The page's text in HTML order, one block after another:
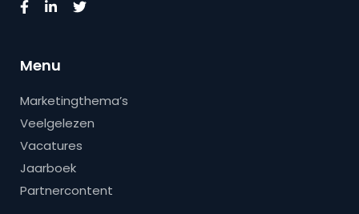
Menu
Marketingthema’s
Veelgelezen
Vacatures
Jaarboek
Partnercontent